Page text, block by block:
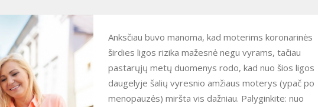
Anksčiau buvo manoma, kad moterims koronarinės
širdies ligos rizika mažesnė negu vyrams, tačiau
pastarųjų metų duomenys rodo, kad nuo šios ligos
daugelyje šalių vyresnio amžiaus moterys (ypač po
menopauzės) miršta vis dažniau. Palyginkite: nuo